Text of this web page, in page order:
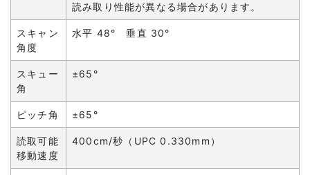
読み取り性能が異なる場合があります。
スキャン
角度
水平 48° 垂直 30°
スキュー
角
±65°
ピッチ角 ±65°
読取可能
移動速度
400cm/秒（UPC 0.330mm）